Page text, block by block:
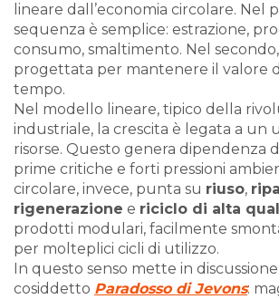
lineare dall’economia circolare. Nel
sequenza è semplice: estrazione,
consumo, smaltimento. Nel
progettata per mantenere il valore
tempo.
Nel modello lineare, tipico della
industriale, la crescita è legata a un
risorse. Questo genera dipendenza
prime critiche e forti pressioni
circolare, invece, punta su riuso,
rigenerazione e riciclo di alta
prodotti modulari, facilmente
per molteplici cicli di utilizzo.
In questo senso mette in discussione
cosiddetto Paradosso di Jevons: